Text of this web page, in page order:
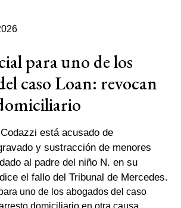
para uno de los
caso Loan: revocan
está acusado de
y sustracción de menores
al padre del niño N. en su
el fallo del Tribunal de Mercedes.